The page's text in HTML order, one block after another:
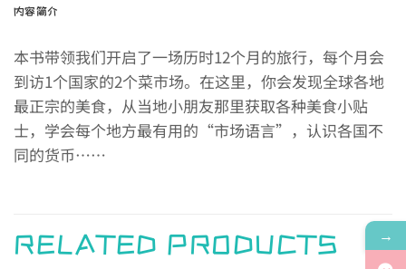
内容简介
本书带领我们开启了一场历时12个月的旅行，每个月会
到访1个国家的2个菜市场。在这里，你会发现全球各地
最正宗的美食，从当地小朋友那里获取各种美食小贴
士，学会每个地方最有用的“市场语言”，认识各国不
同的货币……
RELATED PRODUCTS →